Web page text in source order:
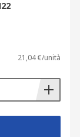
21,04 €/unità